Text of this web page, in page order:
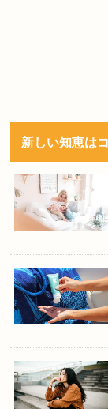
新しい知恵は